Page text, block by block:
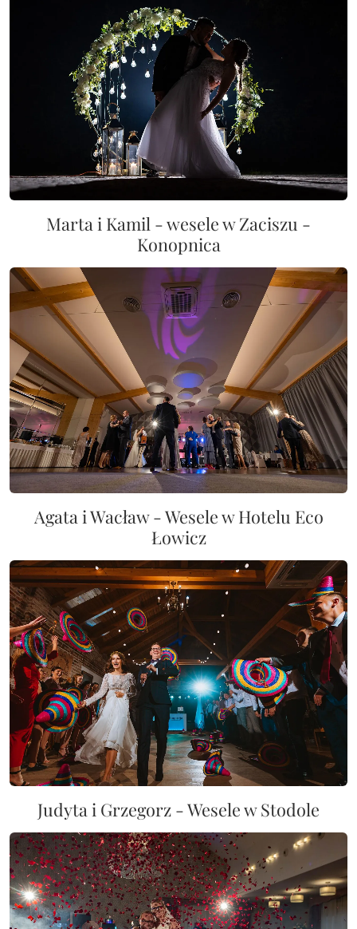
Marta i Kamil - wesele w Zaciszu -
Konopnica
Agata i Wacław - Wesele w Hotelu Eco
Łowicz
Judyta i Grzegorz - Wesele w Stodole